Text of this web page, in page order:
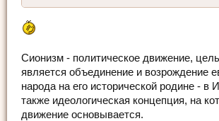
Сионизм - политическое движение,
является объединение и возрождение
народа на его исторической родине - в
также идеологическая концепция, на
движение основывается.